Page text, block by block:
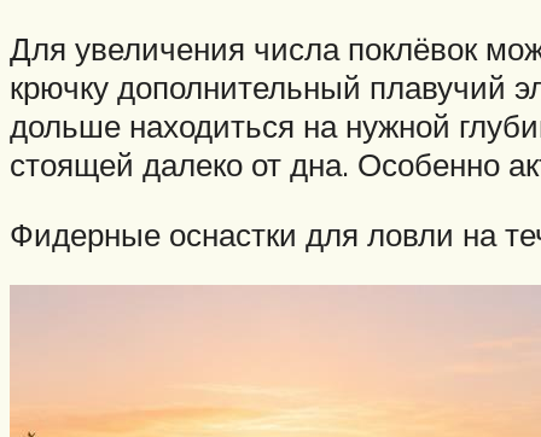
Для увеличения числа поклёвок
крючку дополнительный плавучий
дольше находиться на нужной
стоящей далеко от дна. Особенно
Фидерные оснастки для ловли на